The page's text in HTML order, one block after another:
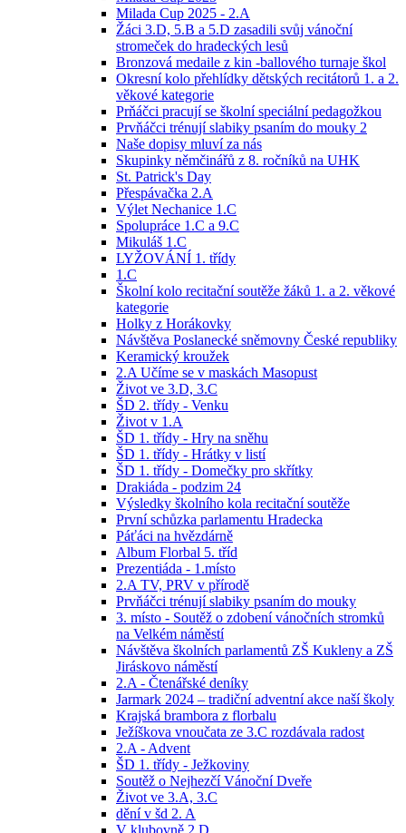
Milada Cup 2025 - 2.A
Žáci 3.D, 5.B a 5.D zasadili svůj vánoční
stromeček do hradeckých lesů
Bronzová medaile z kin -ballového turnaje škol
Okresní kolo přehlídky dětských recitátorů 1. a 2.
věkové kategorie
Prňáčci pracují se školní speciální pedagožkou
Prvňáčci trénují slabiky psaním do mouky 2
Naše dopisy mluví za nás
Skupinky němčinářů z 8. ročníků na UHK
St. Patrick's Day
Přespávačka 2.A
Výlet Nechanice 1.C
Spolupráce 1.C a 9.C
Mikuláš 1.C
LYŽOVÁNÍ 1. třídy
1.C
Školní kolo recitační soutěže žáků 1. a 2. věkové
kategorie
Holky z Horákovky
Návštěva Poslanecké sněmovny České republiky
Keramický kroužek
2.A Učíme se v maskách Masopust
Život ve 3.D, 3.C
ŠD 2. třídy - Venku
Život v 1.A
ŠD 1. třídy - Hry na sněhu
ŠD 1. třídy - Hrátky v listí
ŠD 1. třídy - Domečky pro skřítky
Drakiáda - podzim 24
Výsledky školního kola recitační soutěže
První schůzka parlamentu Hradecka
Páťáci na hvězdárně
Album Florbal 5. tříd
Prezentiáda - 1.místo
2.A TV, PRV v přírodě
Prvňáčci trénují slabiky psaním do mouky
3. místo - Soutěž o zdobení vánočních stromků
na Velkém náměstí
Návštěva školních parlamentů ZŠ Kukleny a ZŠ
Jiráskovo náměstí
2.A - Čtenářské deníky
Jarmark 2024 – tradiční adventní akce naší školy
Krajská brambora z florbalu
Ježíškova vnoučata ze 3.C rozdávala radost
2.A - Advent
ŠD 1. třídy - Ježkoviny
Soutěž o Nejhezčí Vánoční Dveře
Život ve 3.A, 3.C
dění v šd 2. A